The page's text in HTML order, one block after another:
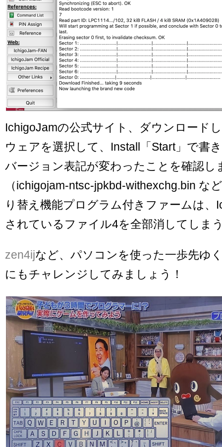
IchigoJamの公式サイト、ダウンロード
ウェアを選択して、Install「Start」で書
バージョン表記が変わったことを確認し
（ichigojam-ntsc-jpkbd-withexchg.bin な
り替え機能プログラム付きファームは、
されているファイル4を全部消してしま
zen4ijなど、パソコンを使った一歩先ゆ
にもチャレンジしてみましょう！